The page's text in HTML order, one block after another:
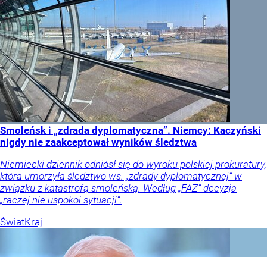
Smoleńsk i „zdrada dyplomatyczna”. Niemcy: Kaczyński
nigdy nie zaakceptował wyników śledztwa
Niemiecki dziennik odniósł się do wyroku polskiej prokuratury,
która umorzyła śledztwo ws. „zdrady dyplomatycznej” w
związku z katastrofą smoleńską. Według „FAZ” decyzja
„raczej nie uspokoi sytuacji”.
ŚwiatKraj